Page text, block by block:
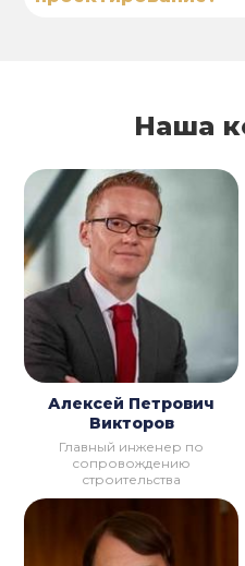
Наша
Алексей Петрович
Викторов
Главный инженер по
сопровождению
строительства